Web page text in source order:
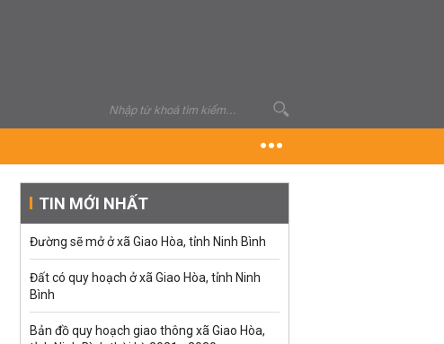
TIN MỚI NHẤT
Đường sẽ mở ở xã Giao Hòa, tỉnh Ninh Bình
Đất có quy hoạch ở xã Giao Hòa, tỉnh Ninh
Bình
Bản đồ quy hoạch giao thông xã Giao Hòa,